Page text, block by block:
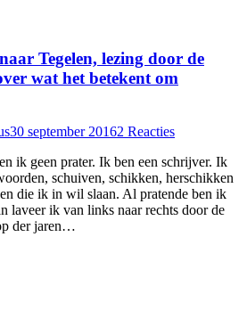
Tegelen, lezing door de
wat het betekent om
30 september 20162 Reacties
ik geen prater. Ik ben een schrijver. Ik
schuiven, schikken, herschikken
die ik in wil slaan. Al pratende ben ik
laveer ik van links naar rechts door de
der jaren…